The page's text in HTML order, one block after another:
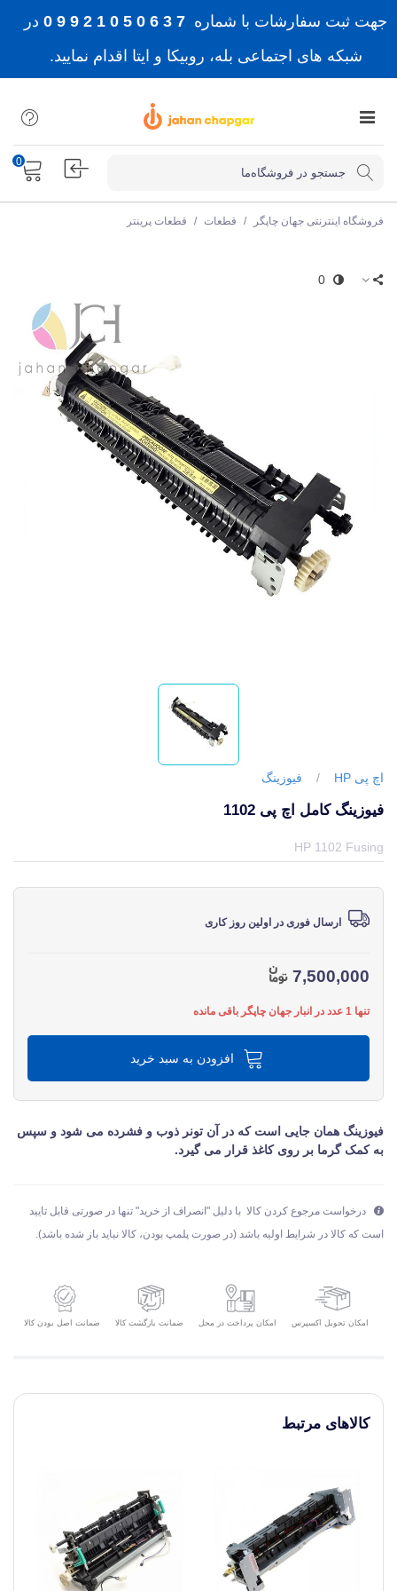
جهت ثبت سفارشات با شماره 7 3 6 0 5 0 1 2 9 9 0
در
شبکه های اجتماعی بله، روبیکا و ایتا اقدام نمایید.
0
فروشگاه اینترنتی جهان چاپگر / قطعات / قطعات پرینتر
0
اچ پی HP / فیوزینگ
فیوزینگ کامل اچ پی 1102
HP 1102 Fusing
ارسال فوری در اولین روز کاری
7,500,000
تنها 1 عدد در انبار جهان چاپگر باقی مانده
افزودن به سبد خرید
فیوزینگ همان جایی است که در آن تونر ذوب و فشرده می ‎شود و سپس
به کمک گرما بر روی کاغذ قرار می ‎گیرد.
درخواست مرجوع کردن کالا با دلیل "انصراف از خرید" تنها در صورتی قابل تایید
است که کالا در شرایط اولیه باشد (در صورت پلمپ بودن، کالا نباید باز شده باشد).
امکان تحویل اکسپرس امکان پرداخت در محل ضمانت بازگشت کالا ضمانت اصل بودن کالا
کالاهای مرتبط